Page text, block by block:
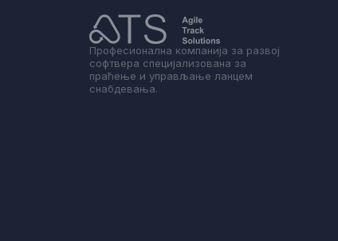
Професионална компанија за развој
софтвера специјализована за
праћење и управљање ланцем
снабдевања.